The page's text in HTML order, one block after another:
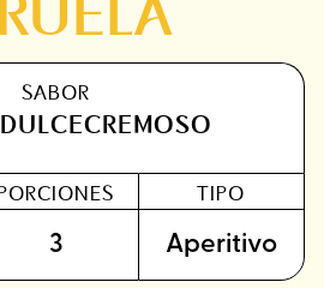
SABOR
DULCECREMOSO
3
TIPO
Aperitivo